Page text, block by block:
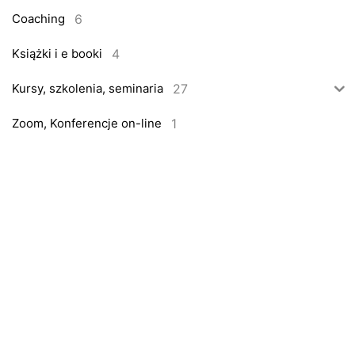
Coaching 6
Książki i e booki 4
Kursy, szkolenia, seminaria 27
Zoom, Konferencje on-line 1